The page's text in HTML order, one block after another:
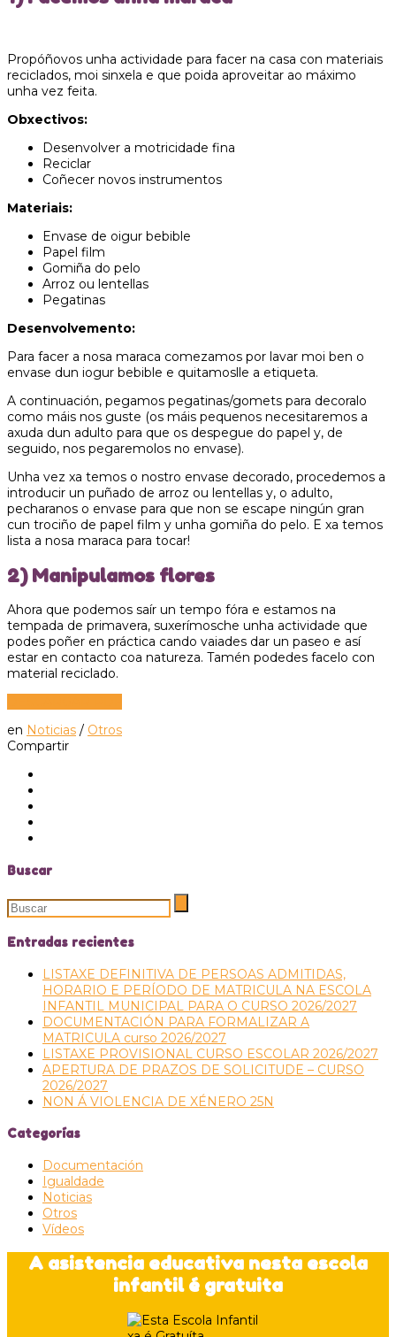
Propóñovos unha actividade para facer na casa con materiais
reciclados, moi sinxela e que poida aproveitar ao máximo
unha vez feita.
Obxectivos:
Desenvolver a motricidade fina
Reciclar
Coñecer novos instrumentos
Materiais:
Envase de oigur bebible
Papel film
Gomiña do pelo
Arroz ou lentellas
Pegatinas
Desenvolvemento:
Para facer a nosa maraca comezamos por lavar moi ben o
envase dun iogur bebible e quitamoslle a etiqueta.
A continuación, pegamos pegatinas/gomets para decoralo
como máis nos guste (os máis pequenos necesitaremos a
axuda dun adulto para que os despegue do papel y, de
seguido, nos pegaremolos no envase).
Unha vez xa temos o nostro envase decorado, procedemos a
introducir un puñado de arroz ou lentellas y, o adulto,
pecharanos o envase para que non se escape ningún gran
cun trociño de papel film y unha gomiña do pelo. E xa temos
lista a nosa maraca para tocar!
2) Manipulamos flores
Ahora que podemos saír un tempo fóra e estamos na
tempada de primavera, suxerímosche unha actividade que
podes poñer en práctica cando vaiades dar un paseo e así
estar en contacto coa natureza. Tamén podedes facelo con
material reciclado.
en Noticias / Otros
Compartir
Buscar
Entradas recientes
LISTAXE DEFINITIVA DE PERSOAS ADMITIDAS,
HORARIO E PERÍODO DE MATRICULA NA ESCOLA
INFANTIL MUNICIPAL PARA O CURSO 2026/2027
DOCUMENTACIÓN PARA FORMALIZAR A
MATRICULA curso 2026/2027
LISTAXE PROVISIONAL CURSO ESCOLAR 2026/2027
APERTURA DE PRAZOS DE SOLICITUDE – CURSO
2026/2027
NON Á VIOLENCIA DE XÉNERO 25N
Categorías
Documentación
Igualdade
Noticias
Otros
Vídeos
A asistencia educativa nesta escola
infantil é gratuita